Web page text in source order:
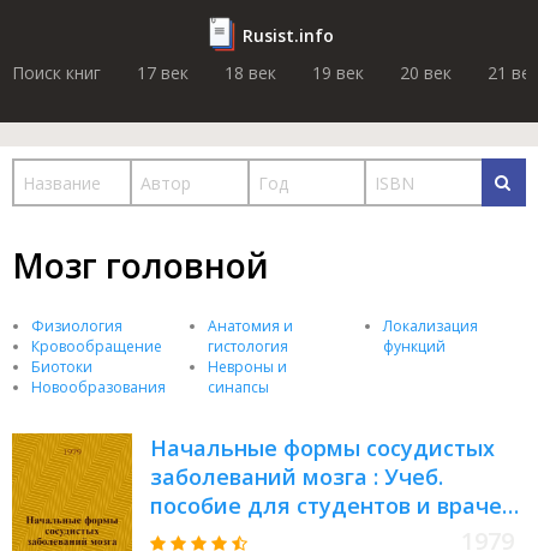
Rusist.info
Поиск книг
17 век 18 век 19 век 20 век 21 век
Мозг головной
Физиология
Кровообращение
Биотоки
Новообразования
Анатомия и
гистология
Невроны и
синапсы
Локализация
функций
Начальные формы сосудистых
заболеваний мозга : Учеб.
пособие для студентов и врачей-
интернов